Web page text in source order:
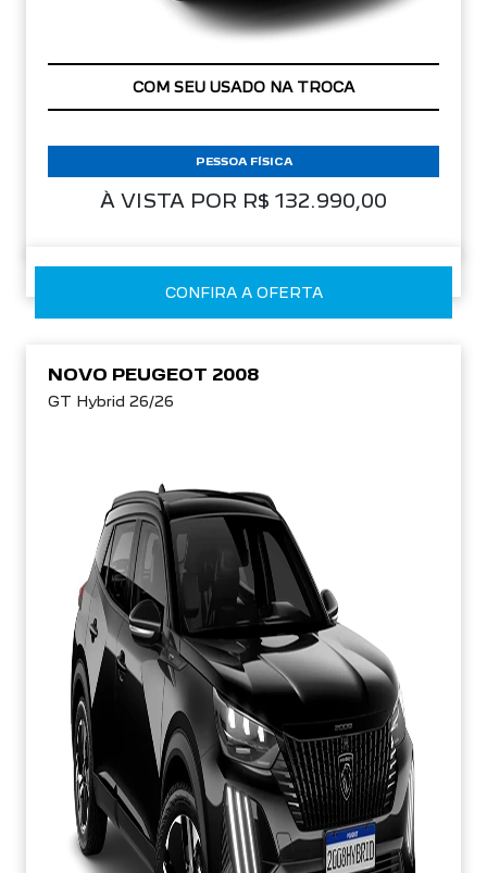
COM SEU USADO NA TROCA
À VISTA POR R$ 132.990,00
PESSOA FÍSICA
CONFIRA A OFERTA
NOVO PEUGEOT 2008
GT Hybrid 26/26